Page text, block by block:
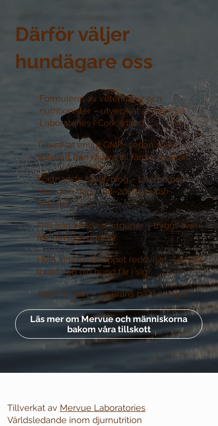
Därför väljer
hundägare oss
Formulerat av veterinärer och
nutritionister –utvecklat av Mervue
Laboratories i Cork, Irland
Tillverkat enligt GMP+ sedan 1986 –
spårbart från råvara till färdig produkt
Kostnadsfri rådgivning –telefon och
mejl, alla dagar 08–20, helt utan
köpkrav
Läs mer om Mervue och människorna
bakom våra tillskott
Fritt från kända allergener –tryggt även
för känsliga hundar
Hela innehållet öppet redovisat –du ser
exakt vad din hund får i sig
Alltid fri frakt –leverans på 1–3 dagar
Tillverkat av Mervue Laboratories
Världsledande inom djurnutrition